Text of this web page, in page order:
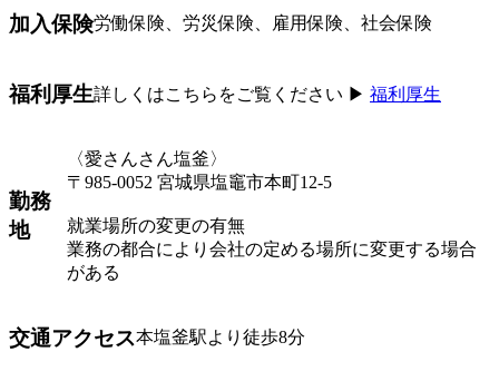
加入保険労働保険、労災保険、雇用保険、社会保険
福利厚生詳しくはこちらをご覧ください ▶︎ 福利厚生
勤務
地
〈愛さんさん塩釜〉
〒985-0052 宮城県塩竈市本町12-5
就業場所の変更の有無
業務の都合により会社の定める場所に変更する場合
がある
交通アクセス本塩釜駅より徒歩8分